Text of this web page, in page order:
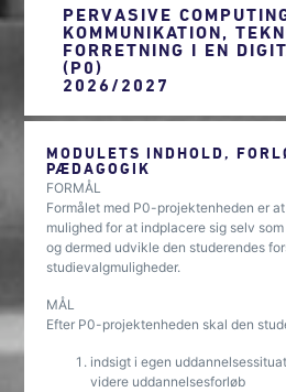
PERVASIVE
KOMMUNIKATION,
FORRETNING I EN
(P0)
2026/2027
MODULETS INDHOLD,
PÆDAGOGIK
FORMÅL
Formålet med P0-projektenheden er
mulighed for at indplacere sig selv
og dermed udvikle den studerendes
studievalgmuligheder.
MÅL
Efter P0-projektenheden skal den
indsigt i egen
videre uddannelsesforløb